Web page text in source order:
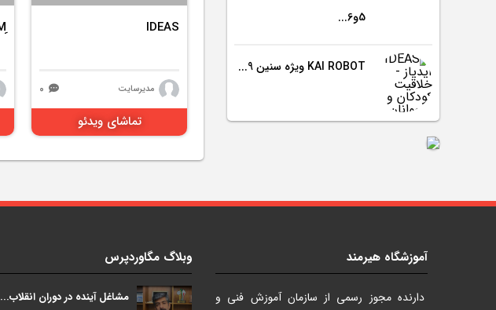
IDEAS
مدیرسایت
تماشای ویدئو
5و6...
KAI ROBOT ویژه سنین 9...
آموزشگاه هیرمند
دارنده مجوز رسمی از سازمان آموزش فنی و
وبلاگ مگاوردپرس
مشاغل آینده در دوران انقلاب...